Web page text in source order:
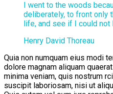
I went to the woods
deliberately, to front only
life, and see if I could not
Henry David Thoreau
Quia non numquam eius modi
dolore magnam aliquam
minima veniam, quis nostrum
suscipit laboriosam, nisi ut